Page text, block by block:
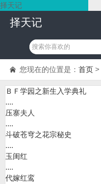
择天记
择天记
您现在的位置是： 首页 >
ＢＦ学园之新生入学典礼
....
压寨夫人
....
斗破苍穹之花宗秘史
....
玉闺红
....
代嫁红鸾